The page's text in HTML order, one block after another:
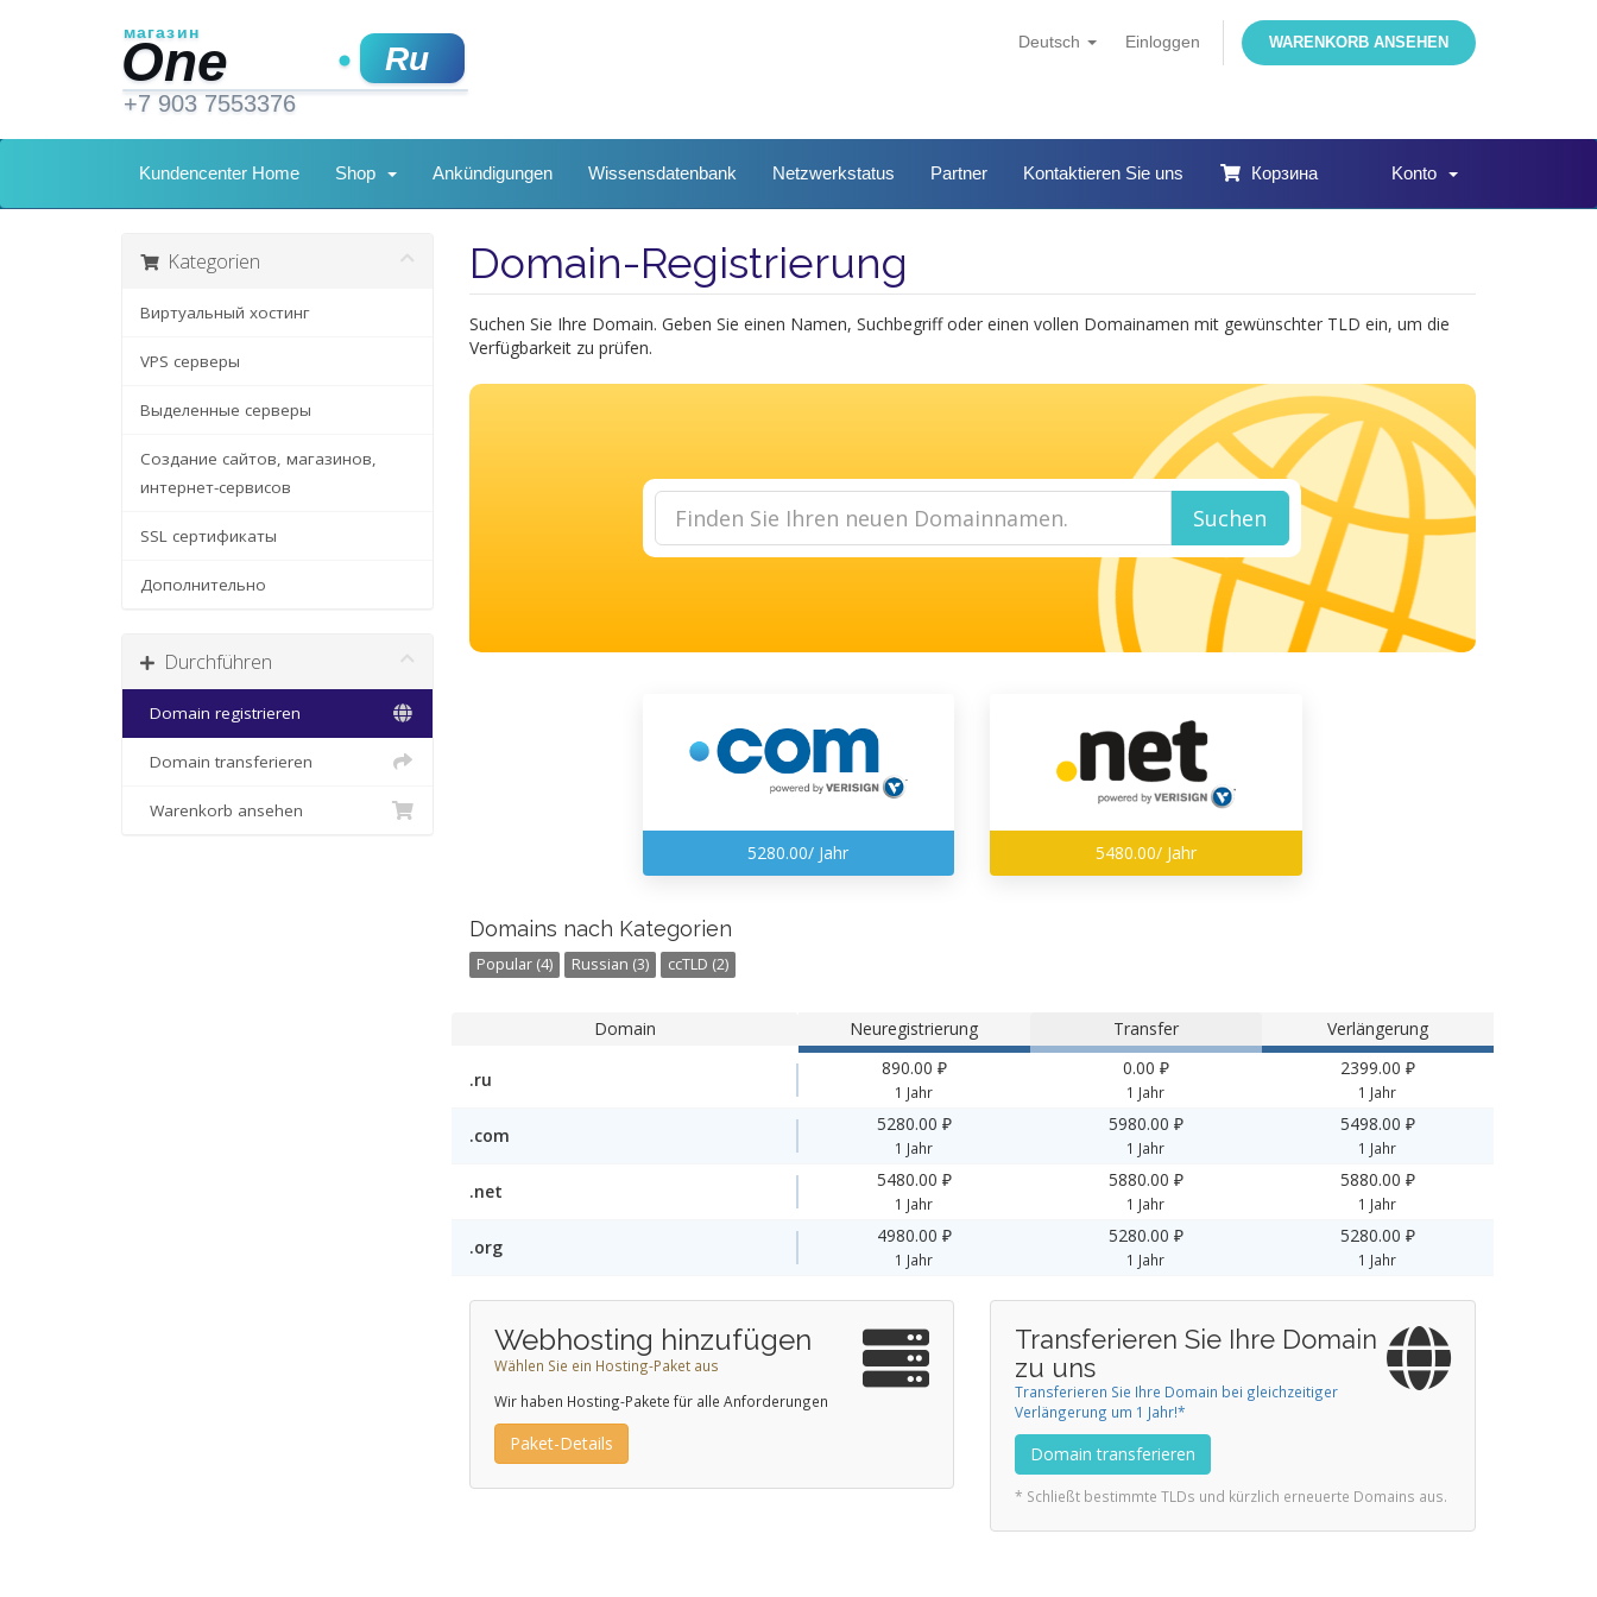
Deutsch Einloggen WARENKORB ANSEHEN
Kundencenter Home Shop Ankündigungen Wissensdatenbank Netzwerkstatus Partner Kontaktieren Sie uns Корзина Konto
Kategorien
Виртуальный хостинг
VPS серверы
Выделенные серверы
Создание сайтов, магазинов,
интернет-сервисов
SSL сертификаты
Дополнительно
Durchführen
Domain registrieren
Domain transferieren
Warenkorb ansehen
Domain-Registrierung
Suchen Sie Ihre Domain. Geben Sie einen Namen, Suchbegriff oder einen vollen Domainamen mit gewünschter TLD ein, um die
Verfügbarkeit zu prüfen.
Suchen
5280.00/ Jahr 5480.00/ Jahr
Domains nach Kategorien
Popular (4) Russian (3) ccTLD (2)
Domain Neuregistrierung Transfer Verlängerung
.ru
890.00 ₽
1 Jahr
0.00 ₽
1 Jahr
2399.00 ₽
1 Jahr
.com
5280.00 ₽
1 Jahr
5980.00 ₽
1 Jahr
5498.00 ₽
1 Jahr
.net
5480.00 ₽
1 Jahr
5880.00 ₽
1 Jahr
5880.00 ₽
1 Jahr
.org
4980.00 ₽
1 Jahr
5280.00 ₽
1 Jahr
5280.00 ₽
1 Jahr
Webhosting hinzufügen
Wählen Sie ein Hosting-Paket aus
Wir haben Hosting-Pakete für alle Anforderungen
Paket-Details
Transferieren Sie Ihre Domain
zu uns
Transferieren Sie Ihre Domain bei gleichzeitiger
Verlängerung um 1 Jahr!*
Domain transferieren
* Schließt bestimmte TLDs und kürzlich erneuerte Domains aus.